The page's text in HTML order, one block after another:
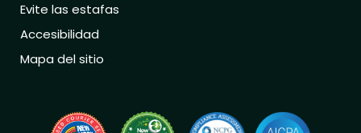
Evite las estafas
Accesibilidad
Mapa del sitio